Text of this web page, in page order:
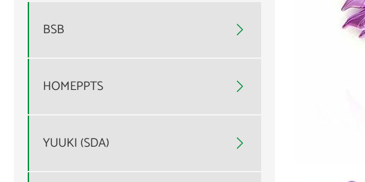
BSB 
HOMEPPTS 
YUUKI (SDA) 